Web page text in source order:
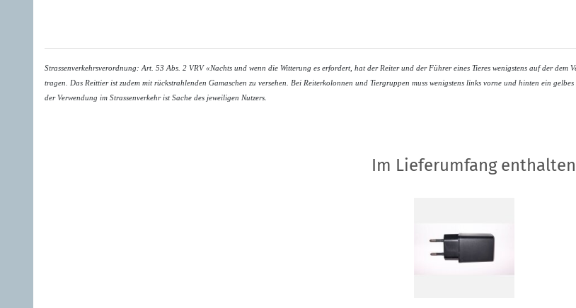
Strassenverkehrsverordnung: Art. 53 Abs. 2 VRV «Nachts und wenn die Witterung es erfordert, hat der Reiter und der Führer eines Tieres wenigstens auf der dem
tragen. Das Reittier ist zudem mit rückstrahlenden Gamaschen zu versehen. Bei Reiterkolonnen und Tiergruppen muss wenigstens links vorne und hinten ein
der Verwendung im Strassenverkehr ist Sache des jeweiligen Nutzers.
Im Lieferumfang